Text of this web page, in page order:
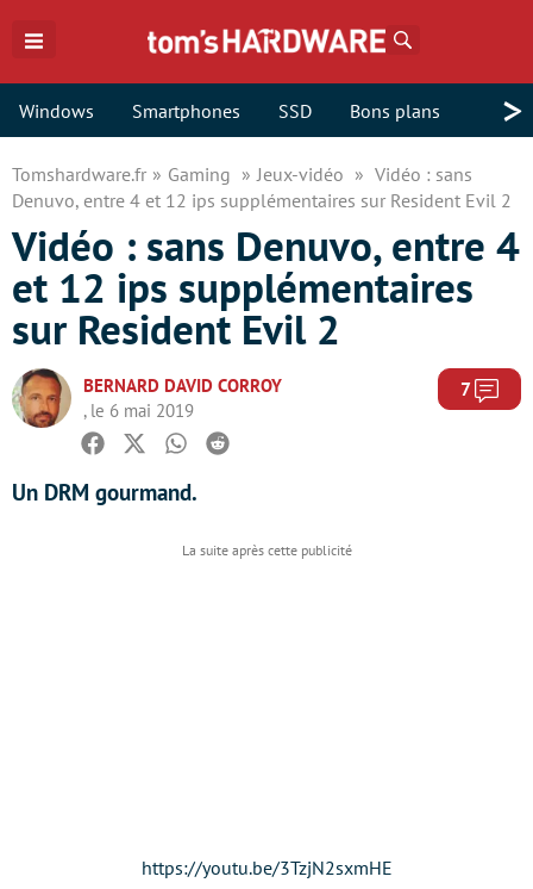
Windows Smartphones SSD Bons plans >
Tomshardware.fr Gaming Jeux-vidéo
Vidéo : sans
Denuvo, entre 4 et 12 ips supplémentaires sur Resident Evil 2
Vidéo : sans Denuvo, entre 4
et 12 ips supplémentaires
sur Resident Evil 2
BERNARD DAVID CORROY
, le 6 mai 2019
7
Facebook
TwitterWhatsapp
Reddit
Un DRM gourmand.
https://youtu.be/3TzjN2sxmHE